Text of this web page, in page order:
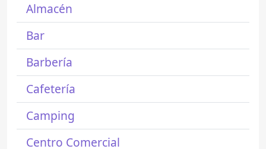
Almacén
Bar
Barbería
Cafetería
Camping
Centro Comercial